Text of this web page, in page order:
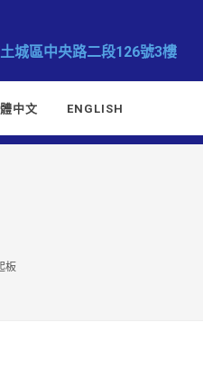
城區中央路二段126號3樓
中文 ENGLISH
板